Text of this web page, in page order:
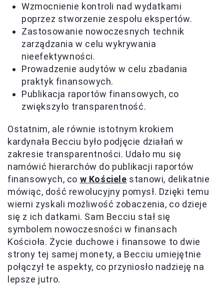
Wzmocnienie kontroli nad wydatkami
poprzez stworzenie zespołu ekspertów.
Zastosowanie nowoczesnych technik
zarządzania w celu wykrywania
nieefektywności.
Prowadzenie audytów w celu zbadania
praktyk finansowych.
Publikacja raportów finansowych, co
zwiększyło transparentność.
Ostatnim, ale równie istotnym krokiem
kardynała Becciu było podjęcie działań w
zakresie transparentności. Udało mu się
namówić hierarchów do publikacji raportów
finansowych, co w Kościele stanowi, delikatnie
mówiąc, dość rewolucyjny pomysł. Dzięki temu
wierni zyskali możliwość zobaczenia, co dzieje
się z ich datkami. Sam Becciu stał się
symbolem nowoczesności w finansach
Kościoła. Życie duchowe i finansowe to dwie
strony tej samej monety, a Becciu umiejętnie
połączył te aspekty, co przyniosło nadzieję na
lepsze jutro.